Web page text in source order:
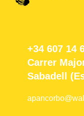
+34 607 14
Carrer
Sabadell